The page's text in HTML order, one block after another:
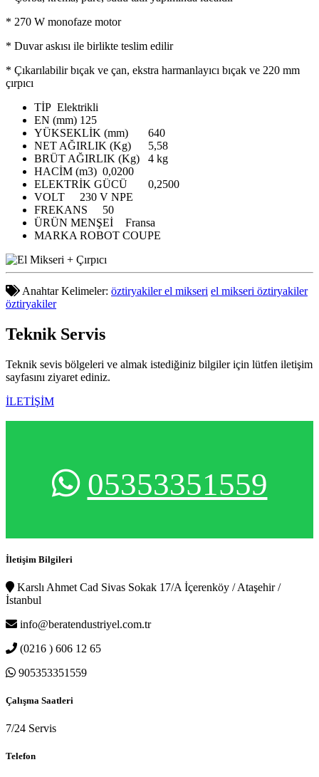
* 270 W monofaze motor
* Duvar askısı ile birlikte teslim edilir
* Çıkarılabilir bıçak ve çan, ekstra harmanlayıcı bıçak ve 220 mm
çırpıcı
TİP Elektrikli
EN (mm) 125
YÜKSEKLİK (mm)
640
NET AĞIRLIK (Kg)
5,58
BRÜT AĞIRLIK (Kg)
4 kg
HACİM (m3) 0,0200
ELEKTRİK GÜCÜ
0,2500
VOLT
230 V NPE
FREKANS
50
ÜRÜN MENŞEİ
Fransa
MARKA ROBOT COUPE
Anahtar Kelimeler: öztiryakiler el mikseri el mikseri öztiryakiler
öztiryakiler
Teknik Servis
Teknik sevis bölgeleri ve almak istediğiniz bilgiler için lütfen iletişim
sayfasını ziyaret ediniz.
İLETİŞİM
05353351559
İletişim Bilgileri
Karslı Ahmet Cad Sivas Sokak 17/A İçerenköy / Ataşehir /
İstanbul
info@beratendustriyel.com.tr
(0216 ) 606 12 65
905353351559
Çalışma Saatleri
7/24 Servis
Telefon